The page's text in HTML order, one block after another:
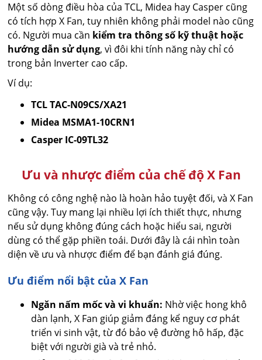
Một số dòng điều hòa của TCL, Midea hay Casper cũng
có tích hợp X Fan, tuy nhiên không phải model nào cũng
có. Người mua cần kiểm tra thông số kỹ thuật hoặc
hướng dẫn sử dụng, vì đôi khi tính năng này chỉ có
trong bản Inverter cao cấp.
Ví dụ:
TCL TAC-N09CS/XA21
Midea MSMA1-10CRN1
Casper IC-09TL32
Ưu và nhược điểm của chế độ X Fan
Không có công nghệ nào là hoàn hảo tuyệt đối, và X Fan
cũng vậy. Tuy mang lại nhiều lợi ích thiết thực, nhưng
nếu sử dụng không đúng cách hoặc hiểu sai, người
dùng có thể gặp phiền toái. Dưới đây là cái nhìn toàn
diện về ưu và nhược điểm để bạn đánh giá đúng.
Ưu điểm nổi bật của X Fan
Ngăn nấm mốc và vi khuẩn: Nhờ việc hong khô
dàn lạnh, X Fan giúp giảm đáng kể nguy cơ phát
triển vi sinh vật, từ đó bảo vệ đường hô hấp, đặc
biệt với người già và trẻ nhỏ.